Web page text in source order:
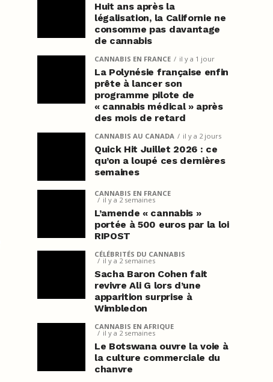
Huit ans après la
légalisation, la Californie ne
consomme pas davantage
de cannabis
CANNABIS EN FRANCE il y a 1 jour
La Polynésie française enfin
prête à lancer son
programme pilote de
« cannabis médical » après
des mois de retard
CANNABIS AU CANADA il y a 2 jours
Quick Hit Juillet 2026 : ce
qu’on a loupé ces dernières
semaines
CANNABIS EN FRANCE
il y a 2 semaines
L’amende « cannabis »
portée à 500 euros par la loi
RIPOST
CÉLÉBRITÉS DU CANNABIS
il y a 2 semaines
Sacha Baron Cohen fait
revivre Ali G lors d’une
apparition surprise à
Wimbledon
CANNABIS EN AFRIQUE
il y a 2 semaines
Le Botswana ouvre la voie à
la culture commerciale du
chanvre